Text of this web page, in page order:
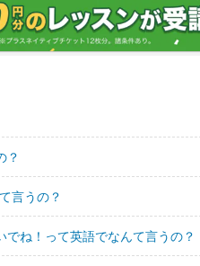
？
言うの？
ね！って英語でなんて言うの？